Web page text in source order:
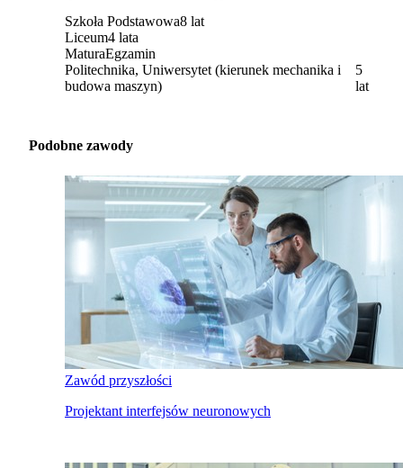
Szkoła Podstawowa8 lat
Liceum4 lata
MaturaEgzamin
Politechnika, Uniwersytet (kierunek mechanika i
budowa maszyn)
5
lat
Podobne zawody
Zawód przyszłości
Projektant interfejsów neuronowych